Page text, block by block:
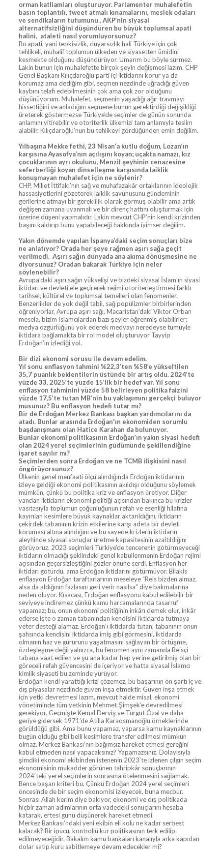
orman katliamları oluşturuyor. Parlamenter muhalefetin
basın toplantılı, tweet atmalı kınamalarını, meslek odaları
ve sendikaların tutumunu , AKP’nin siyasal
alternatifsizliğini düşündüren bu büyük toplumsal apati
halini, ataleti nasıl yorumluyorsunuz?
Bu apati, yani tepkisizlik, duyarsızlık hali Türkiye için çok
tehlikeli, muhalif toplumun ülkeden ve siyasetten ümidini
kesmekte olduğunu düşündürüyor. Umarım bu böyle sürmez.
Lakin bunun için muhalefette birçok şeyin değişmesi lazım. CHP
Genel Başkanı Kılıçdaroğlu parti içi iktidarını korur ya da
korumaz ama dediğim gibi, seçmen nezdinde uğradığı güven
kaybını telafi edebilmesinin çok ama çok zor olduğunu
düşünüyorum. Muhalefet, seçmenin yaşadığı ağır travmayı
hissettiğini ve anladığını seçmene bunun gerektirdiği değişikliği
üreterek göstermezse Türkiye’de seçimler de günün sonunda
anlamını yitirebilir ve otoriterlik ülkemizi tam anlamıyla teslim
alabilir. Kılıçdaroğlu’nun bu tehlikeyi gördüğünden emin değilim.
Yılbaşına Mekke fethi, 23 Nisan’a kutlu doğum, Lozan’ın
karşısına Ayasofya’nın açılışını koyan; uçakta namazı, kız
çocuklarının ayrı okulunu, Menzil şeyhinin cenazesine
seferberliği koyan dinselleşme karşısında laiklik
konuşmayan muhalefet için ne söylenir?
CHP, Millet İttifakı’nın sağ ve muhafazakâr ortaklarının ideolojik
hassasiyetlerini gözeterek laiklik savunusunu gündeminin
gerilerine atmayı bir gereklilik olarak görmüş olabilir ama artık
değişen zamana uyanmalı ve bir direnç hattını oluşturmak için
üzerine düşeni yapmalıdır. Lakin mevcut CHP’nin kendi krizinden
başını kaldırıp bunu yapabileceği hakkında iyimser değilim.
Yakın dönemde yapılan İspanya’daki seçim sonuçları bize
ne anlatıyor? Orada her şeye rağmen aşırı sağa geçit
verilmedi. Aşırı sağın dünyada ana akıma dönüşmesine ne
diyorsunuz? Oradan bakarak Türkiye için neler
söylenebilir?
Avrupa’daki aşırı sağın yükselişi ve bizdeki siyasal İslam’ın siyasi
iktidarı ve devleti ele geçirerek rejimi otoriterleştirmesi farklı
tarihsel, kültürel ve toplumsal temelleri olan fenomenler.
Benzerlikler de yok değil tabii, sağ popülizmler birbirlerinden
öğreniyorlar, Avrupa aşırı sağı, Macaristan’daki Viktor Orban
mesela, bizim İslamcılardan bazı şeyler öğrenmiş olabilirler;
medya özgürlüğünü yok ederek medyayı neredeyse tümüyle
iktidara bağlamakta bir rol model oluşturuyor Tayyip
Erdoğan’ın izlediği yol.
Bir dizi ekonomi sorusu ile devam edelim.
Yıl sonu enflasyon tahmini %22,3’ten %58’e yükseltilen
35,7 puanlık beklentilerin üstünde bir artış oldu. 2024’te
yüzde 33, 2025’te yüzde 15’lik bir hedef var. Yıl sonu
enflasyon tahminini yüzde 58 belirleyen politika faizini
yüzde 17,5’te tutan MB’nin bu yaklaşımını gerçekçi buluyor
musunuz? Bu enflasyon hedefi tutar mı?
Bir de Erdoğan Merkez Bankası başkan yardımcılarını da
atadı. Bunlar arasında Erdoğan'ın ekonomiden sorumlu
başdanışmanı olan Hatice Karahan da bulunuyor.
Bunlar ekonomi politikasının Erdoğan’ın yakın siyasi hedefi
olan 2024 yerel seçimlerinin güdümünde şekillendiğine
işaret sayılır mı?
Seçimlerden sonra Erdoğan ve ne TCMB ilişkisini nasıl
öngörüyorsunuz?
Ülkenin genel menfaati ölçü alındığında Erdoğan iktidarının
izleye geldiği ekonomi politikasının akıldışı olduğunu söylemek
mümkün, çünkü bu politika kriz ve enflasyon üretiyor. Diğer
yandan iktidarın ekonomi politiği açısından bakınca bu krizler
vasıtasıyla toplumun çoğunluğunun refah ve esenliği hilafına
kayırılan kesimlere büyük kaynaklar aktarıldığını, iktidarın
çekirdek tabanının krizin etkilerine karşı adeta bir devlet
koruması altına alındığını ve bu sayede krizlerin iktidarın
aleyhinde siyasal sonuçlar üretme kapasitesinin azaltıldığını
görüyoruz. 2023 seçimleri Türkiye’de tencerenin götürmeyeceği
iktidarın olmadığı şeklindeki genel kabullenmenin Erdoğan rejimi
açısından geçersizleştiğini gözler önüne serdi. Enflasyon her
iktidarı götürdü, ama Erdoğan iktidarını götürmüyor. Bilakis
enflasyon Erdoğan taraftarlarının meseleye “Reis bizden almaz,
alsa da aldığının fazlasını geri verir nasılsa” diye bakmalarına
neden oluyor. Kısacası, Erdoğan enflasyonu kabul edilebilir bir
seviyeye indiremez çünkü kamu harcamalarında tasarruf
yapamaz; bu, onun ekonomi politiğinin inkârı demek olur, inkâr
ederse işte o zaman tabanından kendisini iktidarda tutmaya
yeter desteği alamaz. Erdoğan’ı iktidarda tutan, tabanının onun
şahsında kendisini iktidarda imiş gibi görmesini, iktidarda
olmanın haz ve gururunu yaşatmasını sağlayan bir örtüşme,
özdeşleşme değil yalnızca, bu fenomen aynı zamanda Reisçi
tabana vaat edilen ve şu ana kadar hep yerine getirilmiş olan bir
göreceli refah güvencesini de içeriyor ve hatta siyasal İslamcı
kimlik siyaseti bu zeminde yürüyor.
Erdoğan kendi yarattığı krizi çözemez, bu başarının ön şartı iç ve
dış piyasalar nezdinde güven inşa etmektir. Güven inşa etmek
için yetki devretmesi lazım, mevcut halde misal, ekonomi
yönetiminde tüm yetkinin Mehmet Şimşek’e devredilmesi
gerekiyor. Geçmişte Kemal Derviş ve Turgut Özal ve daha
geriye gidersek 1971’de Atilla Karaosmanoğlu örneklerinde
görüldüğü gibi. Ama bunu yapamaz, yaparsa kamu kaynaklarının
bugün olduğu gibi belli kesimlere transfer edilmesi mümkün
olmaz. Merkez Bankası’nın bağımsız hareket etmesi gereğini
kabul etmeden nasıl yapacaksınız? Yapamazsınız. Dolayısıyla
şimdiki ekonomi ekibinden istenenin 2023’te izlenen çılgın seçim
ekonomisinin mukadder görünen tahripkâr sonuçlarının
2024’teki yerel seçimlerin sonrasına ötelenmesini sağlamak.
Bence başarı kriteri bu. Çünkü Erdoğan 2024 yerel seçimleri
öncesinde de bir seçim ekonomisi izleyecek, buna mecbur.
Sonrası Allah kerim diye bakıyor, ekonomi ve dış politikada
hiçbir zaman adımlarının orta vadedeki sonuçlarını hesaba
katarak, ertesi günü düşünerek hareket etmedi.
Merkez Bankası’ndaki yeni ekibin eli kolu ne kadar serbest
kalacak? Bir ipucu, kontrollü kur politikasının terk edilip
edilmeyeceğidir. Bakalım kamu bankaları kanalıyla arka kapıdan
dolar satıp kuru sabitlemeye devam edecekler mi?